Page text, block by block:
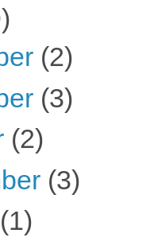
(2)
(3)
(2)
(3)
(1)